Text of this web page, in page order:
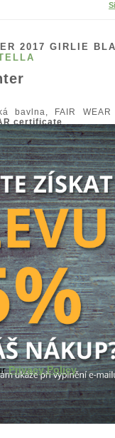
2017 GIRLIE
bavlna, FAIR
certificate
front print
spodním lemu trika |
levém rukávu |textile
štětce BYTHUR art a
parádní bronzovou
Privacy Policy